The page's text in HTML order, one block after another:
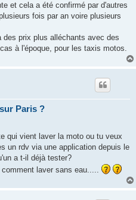
et cela a été confirmé par d'autres
fois par an voire plusieurs
des prix plus alléchants avec des
à l'époque, pour les taxis motos.
Paris ?
qui vient laver la moto ou tu veux
un rdv via une application depuis le
a t-il déjà tester?
laver sans eau.....